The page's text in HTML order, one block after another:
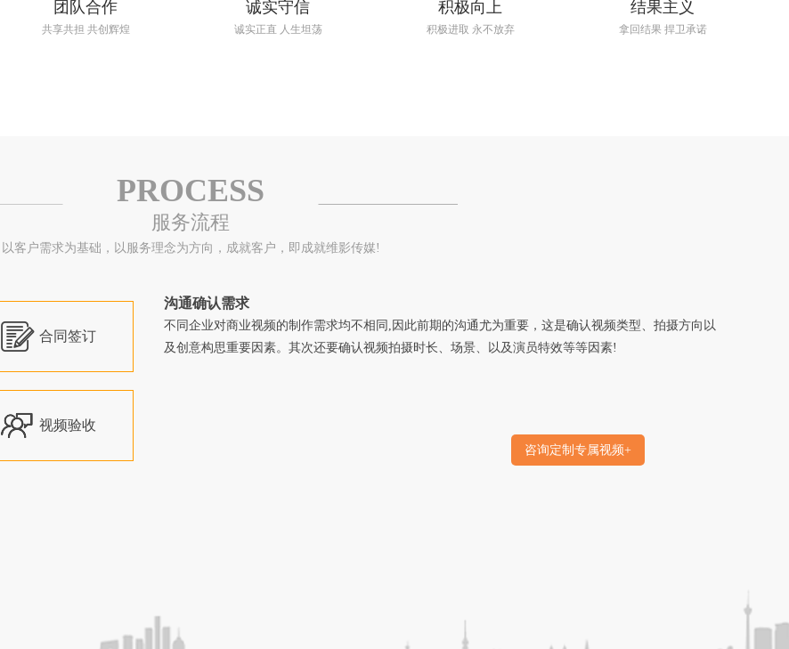
团队合作
共享共担 共创辉煌
诚实守信
诚实正直 人生坦荡
积极向上
积极进取 永不放弃
结果主义
拿回结果 捍卫承诺
PROCESS
服务流程
以客户需求为基础，以服务理念为方向，成就客户，即成就维影传媒!
 合同签订
 视频验收
咨询定制专属视频+
沟通确认需求
不同企业对商业视频的制作需求均不相同,因此前期的沟通尤为重要，这是确认视频类型、拍摄方向以
及创意构思重要因素。其次还要确认视频拍摄时长、场景、以及演员特效等等因素!